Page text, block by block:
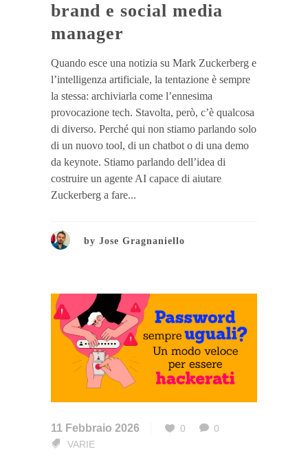
brand e social media
manager
Quando esce una notizia su Mark Zuckerberg e
l’intelligenza artificiale, la tentazione è sempre
la stessa: archiviarla come l’ennesima
provocazione tech. Stavolta, però, c’è qualcosa
di diverso. Perché qui non stiamo parlando solo
di un nuovo tool, di un chatbot o di una demo
da keynote. Stiamo parlando dell’idea di
costruire un agente AI capace di aiutare
Zuckerberg a fare...
by Jose Gragnaniello
11 Febbraio 2026 0
0
VARIE